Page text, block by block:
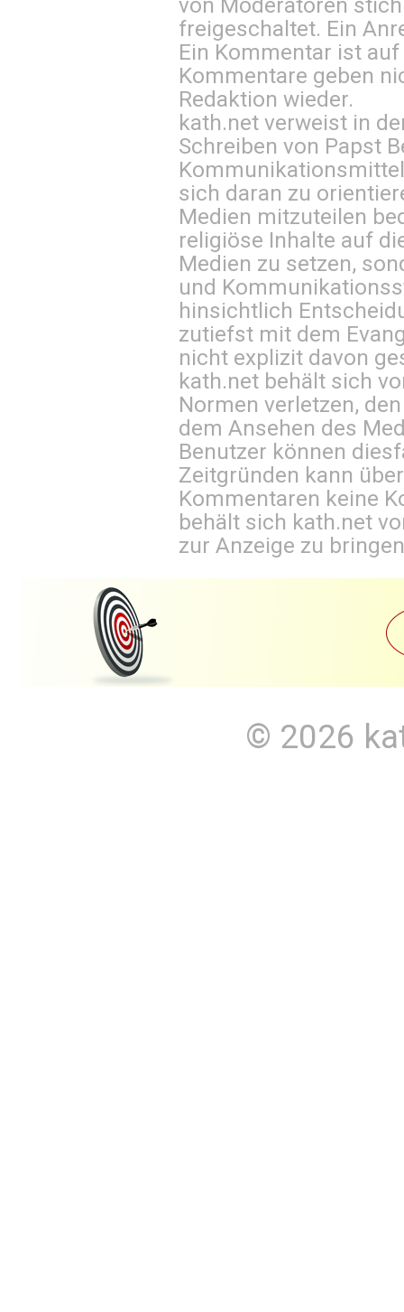
freigeschaltet. Ein
Ein Kommentar ist
Kommentare geben
Redaktion wieder.
kath.net verweist in
Schreiben von Papst
sich daran zu
Medien mitzuteilen
religiöse Inhalte auf
Medien zu setzen,
und
hinsichtlich
zutiefst mit dem
nicht explizit davon
kath.net behält sich
Normen verletzen,
dem Ansehen des
Benutzer können
Zeitgründen kann
Kommentaren keine
behält sich kath.net
zur Anzeige zu
© 2026